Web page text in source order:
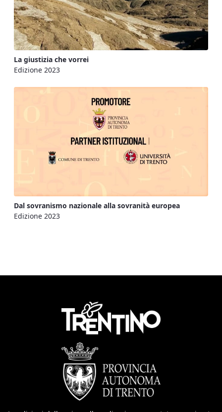
La giustizia che vorrei
Edizione 2023
Dal sovranismo nazionale alla sovranità europea
Edizione 2023